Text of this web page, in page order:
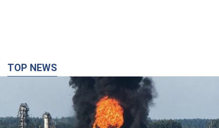
TOP NEWS